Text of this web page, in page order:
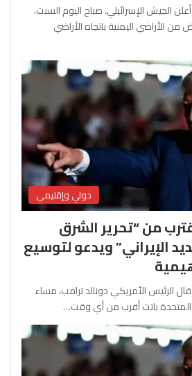
آفرين علو ـ xeber24.net أعلن الجيش الإسرائيلي، صباح اليوم السبت،
الأراضي اليمنية باتجاه الأراضي
دولي وإقليمي
من “تحرير الشرق
الإيراني” ويدعو لتوسيع
آفرين علو ـ xeber24.net قال الرئيس الأمريكي دونالد ترامب، مساء
المتحدة باتت أقرب من أي وقت…